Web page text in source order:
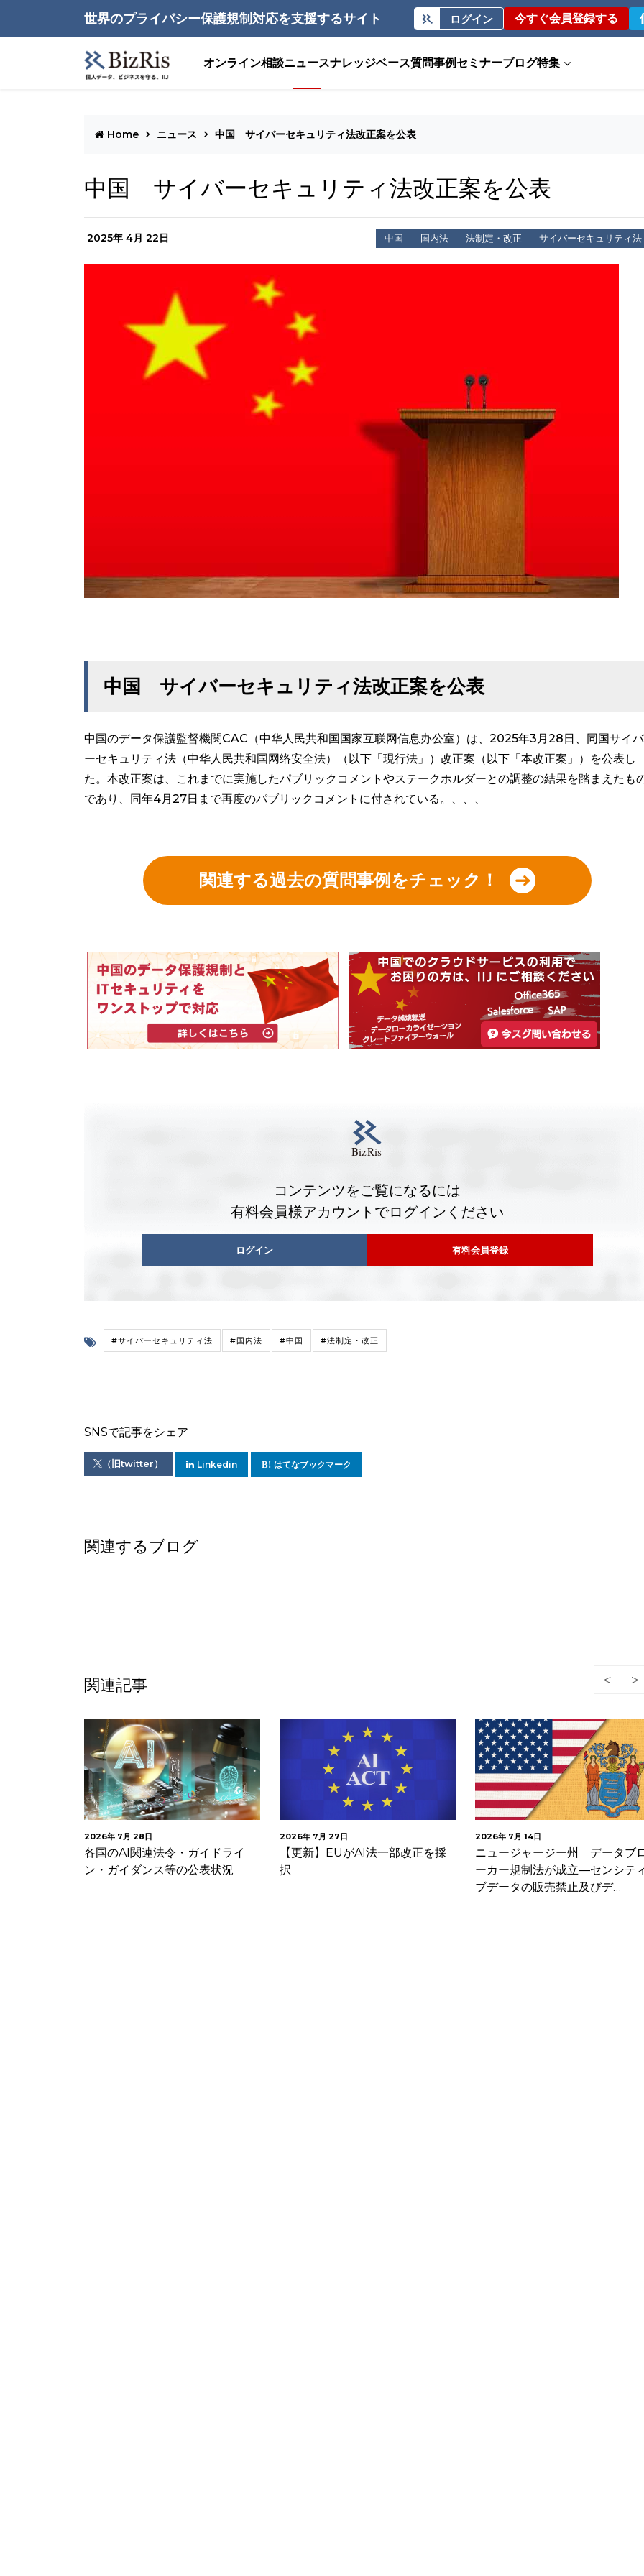
世界のプライバシー保護規制対応を支援するサイト ログイン 今すぐ会員登録する
オンライン相談ニュースナレッジベース質問事例 セミナーブログ特集
Home ニュース 中国 サイバーセキュリティ法改正案を公表
中国 サイバーセキュリティ法改正案を公表
2025年 4月 22日 中国 国内法 法制定・改正 サイバーセキュリティ法
中国 サイバーセキュリティ法改正案を公表
中国のデータ保護監督機関CAC（中华人民共和国国家互联网信息办公室）は、2025年3月28日、同国サイバ
ーセキュリティ法（中华人民共和国网络安全法）（以下「現行法」）改正案（以下「本改正案」）を公表し
た。本改正案は、これまでに実施したパブリックコメントやステークホルダーとの調整の結果を踏まえたも
であり、同年4月27日まで再度のパブリックコメントに付されている。、、、
関連する過去の質問事例をチェック！
コンテンツをご覧になるには
有料会員様アカウントでログインください
ログイン 有料会員登録
#サイバーセキュリティ法 #国内法 #中国 #法制定・改正
SNSで記事をシェア
（旧twitter） Linkedin はてなブックマーク
関連するブログ
関連記事
2026年 7月 28日
各国のAI関連法令・ガイドライ
ン・ガイダンス等の公表状況
2026年 7月 27日
【更新】EUがAI法一部改正を採
択
2026年 7月 14日
ニュージャージー州 データブ
ーカー規制法が成立―センシテ
ブデータの販売禁止及びデ…